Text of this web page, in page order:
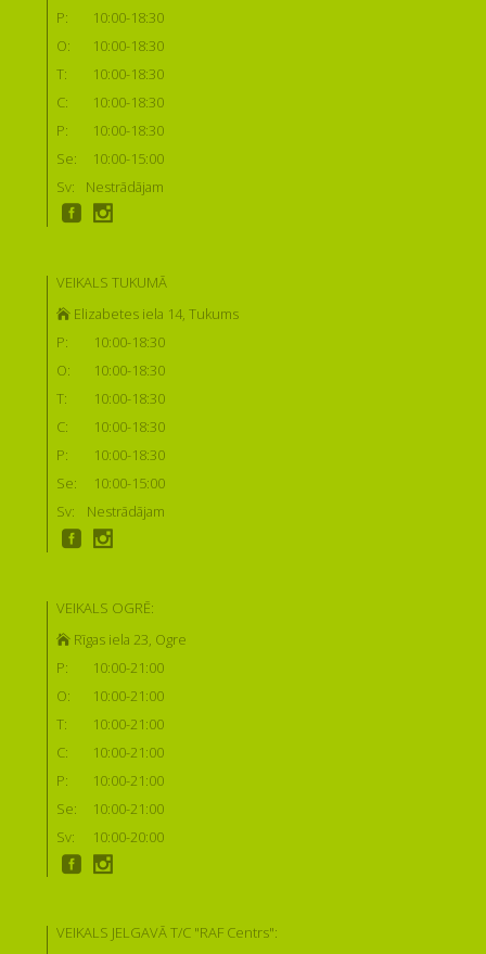
P:
10:00-18:30
O:
10:00-18:30
T:
10:00-18:30
C:
10:00-18:30
P:
10:00-18:30
Se:
10:00-15:00
Sv:
Nestrādājam
VEIKALS TUKUMĀ
Elizabetes iela 14, Tukums
P:
10:00-18:30
O:
10:00-18:30
T:
10:00-18:30
C:
10:00-18:30
P:
10:00-18:30
Se:
10:00-15:00
Sv:
Nestrādājam
VEIKALS OGRĒ:
Rīgas iela 23, Ogre
P:
10:00-21:00
O:
10:00-21:00
T:
10:00-21:00
C:
10:00-21:00
P:
10:00-21:00
Se:
10:00-21:00
Sv:
10:00-20:00
VEIKALS JELGAVĀ T/C "RAF Centrs":